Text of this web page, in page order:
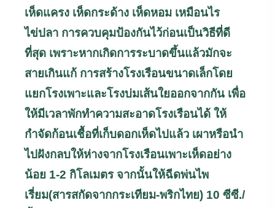
เห็ดแครง เห็ดกระด้าง เห็ดหอม เหมือนไร
ไข่ปลา การควบคุมป้องกันไว้ก่อนเป็นวิธีที่ดี
ที่สุด เพราะหากเกิดการระบาดขึ้นแล้วมักจะ
สายเกินแก้ การสร้างโรงเรือนขนาดเล็กโดย
แยกโรงเพาะและโรงบ่มเส้นใยออกจากกัน เพื่อ
ให้มีเวลาพักทำความสะอาดโรงเรือนได้ ให้
กำจัดก้อนเชื้อที่เก็บดอกเห็ดไปแล้ว เผาหรือนำ
ไปฝังกลบให้ห่างจากโรงเรือนเพาะเห็ดอย่าง
น้อย 1-2 กิโลเมตร จากนั้นให้ฉีดพ่นไพ
เรี่ยม(สารสกัดจากกระเทียม-พริกไทย) 10 ซีซี./